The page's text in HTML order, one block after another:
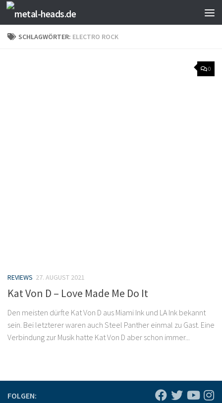
Zum Inhalt springen
SCHLAGWÖRTER: ELECTRO ROCK
0
REVIEWS 27. AUGUST 2021
Kat Von D – Love Made Me Do It
Den meisten dürfte Kat Von D aus Miami Ink und LA Ink bekannt
sein. Bei letzterer waren auch Steel Panther einmal zu Gast. Eine
Verbindung zur Musik hatte Kat Von D aber schon immer...
FOLGEN: